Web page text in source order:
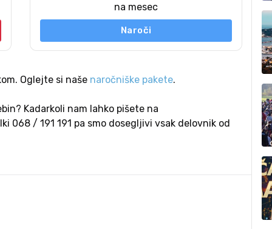
na mesec
Naroči
Oglejte si naše naročniške pakete.
Kadarkoli nam lahko pišete na
068 / 191 191 pa smo dosegljivi vsak delovnik od